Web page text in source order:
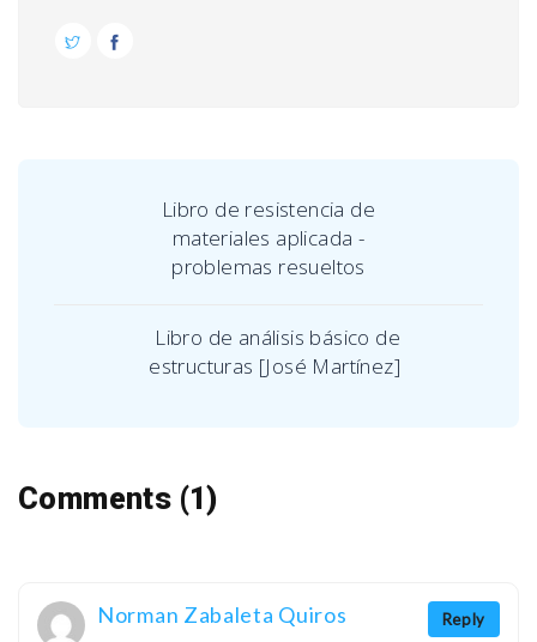
Libro de resistencia de
materiales aplicada -
problemas resueltos
Libro de análisis básico de
estructuras [José Martínez]
Comments (1)
Reply
Norman Zabaleta Quiros